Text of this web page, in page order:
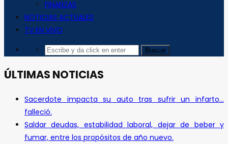
FINANZAS
NOTICIAS ACTUALES
TV EN VIVO
ÚLTIMAS NOTICIAS
Sacerdote impacta su auto tras sufrir un infarto…
falleció.
Saldar deudas, estabilidad laboral, dejar de beber y
fumar, entre los propósitos de año nuevo.